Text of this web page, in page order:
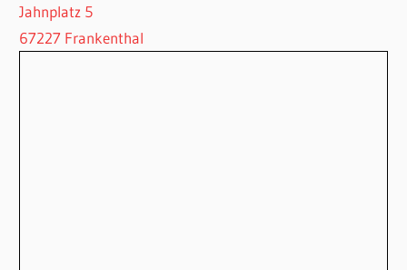
Jahnplatz 5
67227 Frankenthal